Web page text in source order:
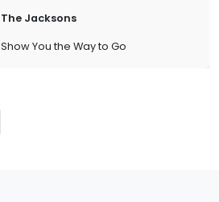
The Jacksons
Show You the Way to Go